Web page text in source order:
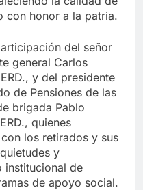
con honor a la patria.
del señor
general Carlos
y del presidente
de Pensiones de las
brigada Pablo
quienes
los retirados y sus
y
institucional de
de apoyo social.